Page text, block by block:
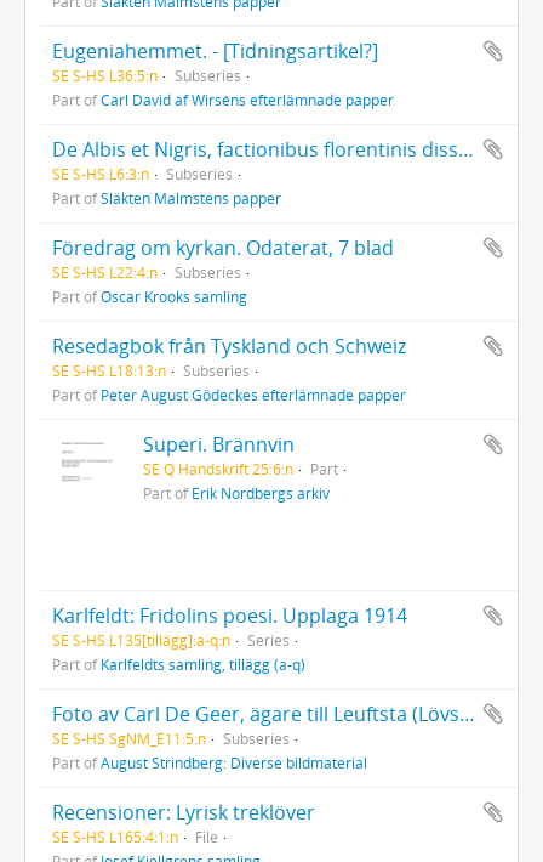
Eugeniahemmet. - [Tidningsartikel?]
SE S-HS L36:5:n
Subseries
Part ofCarl David af Wirséns efterlämnade papper
De Albis et Nigris, factionibus florentinis diss. [Uppsala] Praes. F. F. Carlson et [resp.] Carolus Johannes Malmsten. Uppsala tryckt 1837
SE S-HS L6:3:n
Subseries
Part ofSläkten Malmstens papper
Föredrag om kyrkan. Odaterat, 7 blad
SE S-HS L22:4:n
Subseries
Part ofOscar Krooks samling
Resedagbok från Tyskland och Schweiz
SE S-HS L18:13:n
Subseries
Part ofPeter August Gödeckes efterlämnade papper
Superi. Brännvin
SE Q Handskrift 25:6:n
Part
Part ofErik Nordbergs arkiv
Karlfeldt: Fridolins poesi. Upplaga 1914
SE S-HS L135[tillägg]:a-q:n
Series
Part ofKarlfeldts samling, tillägg (a-q)
Foto av Carl De Geer, ägare till Leuftsta (Lövsta) bruk
SE S-HS SgNM_E11:5:n
Subseries
Part ofAugust Strindberg: Diverse bildmaterial
Recensioner: Lyrisk treklöver
SE S-HS L165:4:1:n
File